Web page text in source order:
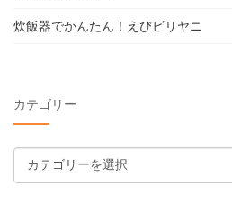
炊飯器でかんたん！えびビリヤニ
カテゴリー
テ